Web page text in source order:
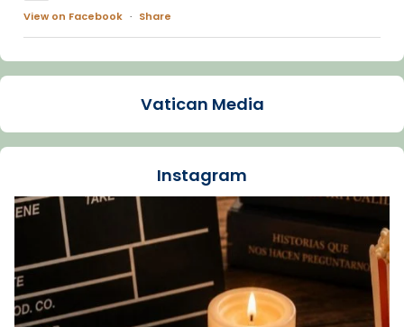
View on Facebook · Share
Arquebisbat de Barcelona
La Carmina va patir depressió. Fa gairebé
dos mesos, a l'Estadi Lluís Companys, la
Recupera l'entrevista comp
Vatican
tican News 👇
www.vaticannews.va/es/iglesia/news/2026-
07/carmina-historia-depresion-papa-viaje-
espana-testimoni...
Vatican Media
Instagram